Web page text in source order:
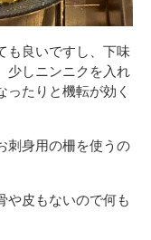
も良いですし、下味
少しニンニクを入れ
ったりと機転が効く
刺身用の柵を使うの
や皮もないので何も